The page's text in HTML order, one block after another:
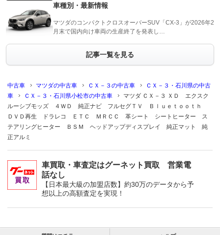
車種別・最新情報
マツダのコンパクトクロスオーバーSUV「CX-3」が2026年2
月末で国内向け車両の生産終了を発表し…
記事一覧を見る
中古車 マツダの中古車 ＣＸ－３の中古車
ＣＸ－３・石川県の中古
車
ＣＸ－３・石川県小松市の中古車
マツダ ＣＸ－３ ＸＤ エクスク
ルーシブモッズ ４ＷＤ 純正ナビ フルセグＴＶ Ｂｌｕｅｔｏｏｔｈ
ＤＶＤ再生 ドラレコ ＥＴＣ ＭＲＣＣ 革シート シートヒーター ス
テアリングヒーター ＢＳＭ ヘッドアップディスプレイ 純正マット 純
正アルミ
車買取・車査定はグーネット買取 営業電
話なし
【日本最大級の加盟店数】約30万のデータから予
想以上の高額査定を実現！